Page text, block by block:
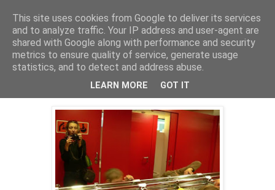
MAMAZON
2009. november 2., hétfő
Stájerország II. - kreatív WC
This site uses cookies from Google to deliver its services
and to analyze traffic. Your IP address and user-agent are
shared with Google along with performance and security
metrics to ensure quality of service, generate usage
statistics, and to detect and address abuse.
LEARN MORE GOT IT